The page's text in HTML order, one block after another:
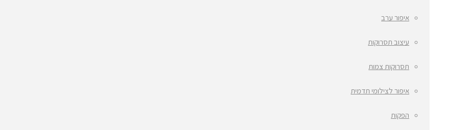
איפור ערב
עיצוב תסרוקות
תסרוקות צמות
איפור לצילומי תדמית
הפקות